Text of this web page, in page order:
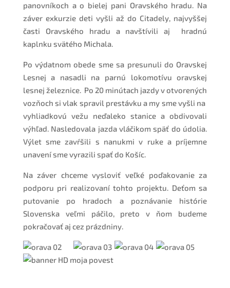
panovníkoch a o bielej pani Oravského hradu. Na
záver exkurzie deti vyšli až do Citadely, najvyššej
časti Oravského hradu a navštívili aj hradnú
kaplnku svätého Michala.
Po výdatnom obede sme sa presunuli do Oravskej
Lesnej a nasadli na parnú lokomotívu oravskej
lesnej železnice. Po 20 minútach jazdy v otvorených
vozňoch si vlak spravil prestávku a my sme vyšli na
vyhliadkovú vežu neďaleko stanice a obdivovali
výhľad. Nasledovala jazda vláčikom späť do údolia.
Výlet sme zavŕšili s nanukmi v ruke a príjemne
unavení sme vyrazili spať do Košíc.
Na záver chceme vysloviť veľké poďakovanie za
podporu pri realizovaní tohto projektu. Deťom sa
putovanie po hradoch a poznávanie histórie
Slovenska veľmi páčilo, preto v ňom budeme
pokračovať aj cez prázdniny.